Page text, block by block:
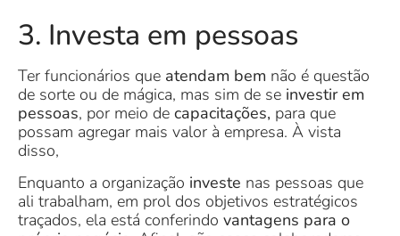
3. Investa em pessoas
Ter funcionários que atendam bem não é questão
de sorte ou de mágica, mas sim de se investir em
pessoas, por meio de capacitações, para que
possam agregar mais valor à empresa. À vista
disso,
Enquanto a organização investe nas pessoas que
ali trabalham, em prol dos objetivos estratégicos
traçados, ela está conferindo vantagens para o